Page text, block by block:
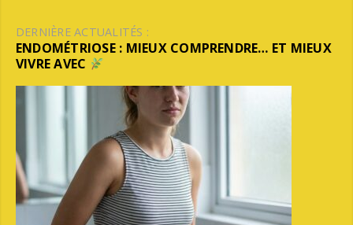
DERNIÈRE ACTUALITÉS :
ENDOMÉTRIOSE : MIEUX COMPRENDRE… ET MIEUX
VIVRE AVEC